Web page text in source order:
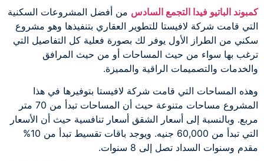
كمبوند الباتيو فيدا التجمع السادس من أفضل المشروعات السكنية
التي قامت شركة لافيستا للتطوير العقاري بتنفيذها وهو مشروع
سكني من الطراز الأول يوفر لك بصورة فعلية كل التفاصيل التي
ترغب بها سواء من حيث المساحات أو من حيث المرافق
والخدمات والتصميمات الراقية والمميزة.
وهذه المساحات التي قامت شركة لافيستا بتوفيرها في هذا
المشروع مساحات متنوعة حيث أن المساحات تبدأ من 70 متر
مربع. وبالنسبة إلى أسعار الشقق أسعار تنافسية حيث أن الأسعار
التي تبدأ من 60,000 جنيه. ويوجد باقات تقسيط تبدأ من 10%
مقدم وسنوات السداد تصل إلى 8 سنوات.